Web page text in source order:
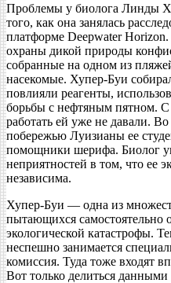
Проблемы у биолога Линды
того, как она занялась
платформе Deepwater
охраны дикой природы
собранные на одном из
насекомые. Хупер-Буи
повлияли реагенты,
борьбы с нефтяным пятном. С
работать ей уже не давали.
побережью Луизианы ее
помощники шерифа. Биолог
неприятностей в том, что ее
независима.
Хупер-Буи — одна из
пытающихся самостоятельно
экологической катастрофы.
неспешно занимается
комиссия. Туда тоже входят
Вот только делиться